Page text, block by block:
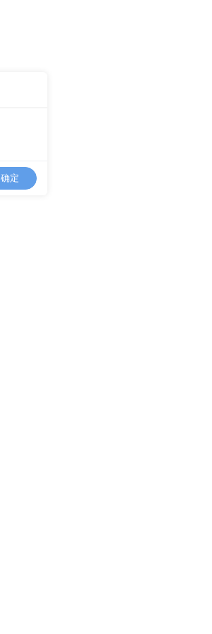
确定